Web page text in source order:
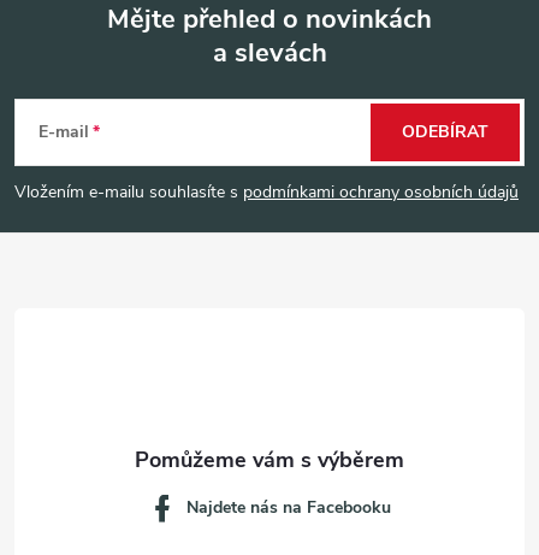
p
Mějte přehled o novinkách
a slevách
E-mail
Vložením e-mailu souhlasíte s podmínkami ochrany osobních údajů
ODEBÍRAT
Najdete nás na Facebooku